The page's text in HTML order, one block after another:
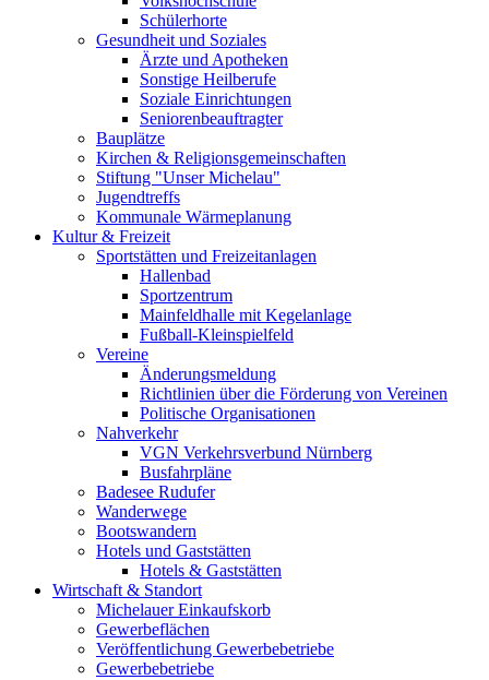
Schülerhorte
Gesundheit und Soziales
Ärzte und Apotheken
Sonstige Heilberufe
Soziale Einrichtungen
Seniorenbeauftragter
Bauplätze
Kirchen & Religionsgemeinschaften
Stiftung "Unser Michelau"
Jugendtreffs
Kommunale Wärmeplanung
Kultur & Freizeit
Sportstätten und Freizeitanlagen
Hallenbad
Sportzentrum
Mainfeldhalle mit Kegelanlage
Fußball-Kleinspielfeld
Vereine
Änderungsmeldung
Richtlinien über die Förderung von Vereinen
Politische Organisationen
Nahverkehr
VGN Verkehrsverbund Nürnberg
Busfahrpläne
Badesee Rudufer
Wanderwege
Bootswandern
Hotels und Gaststätten
Hotels & Gaststätten
Wirtschaft & Standort
Michelauer Einkaufskorb
Gewerbeflächen
Veröffentlichung Gewerbebetriebe
Gewerbebetriebe